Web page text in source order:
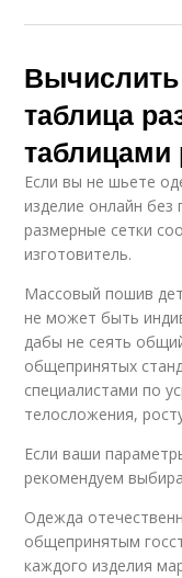
таблица
Если вы не шьете
изделие онлайн без
размерные сетки
изготовитель.
Массовый пошив
не может быть
дабы не сеять
общепринятых
специалистами по
телосложения,
Если ваши
рекомендуем
Одежда
общепринятым
каждого изделия